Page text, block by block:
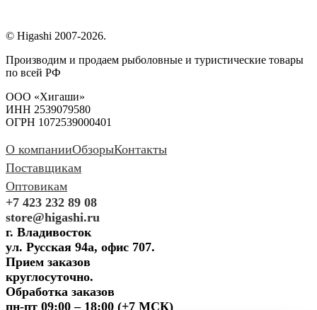
© Higashi 2007-2026.
Производим и продаем рыболовные и туристические товары
по всей РФ
ООО «Хигаши»
ИНН 2539079580
ОГРН 1072539000401
О компанииОбзорыКонтакты
Поставщикам
Оптовикам
+7 423 232 89 08
store@higashi.ru
г. Владивосток
ул. Русская 94а, офис 707.
Прием заказов
круглосуточно.
Обработка заказов
пн-пт 09:00 – 18:00 (+7 МСК)